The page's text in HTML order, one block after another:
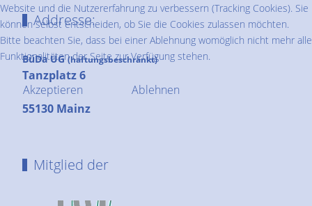
Addresse:
BüDa UG(haftungsbeschränkt)
Tanzplatz 6
55130 Mainz
Mitglied der
Website und die Nutzererfahrung zu verbessern (Tracking Cookies). Sie
können selbst entscheiden, ob Sie die Cookies zulassen möchten.
Bitte beachten Sie, dass bei einer Ablehnung womöglich nicht mehr alle
Funktionalitäten der Seite zur Verfügung stehen.
Akzeptieren Ablehnen